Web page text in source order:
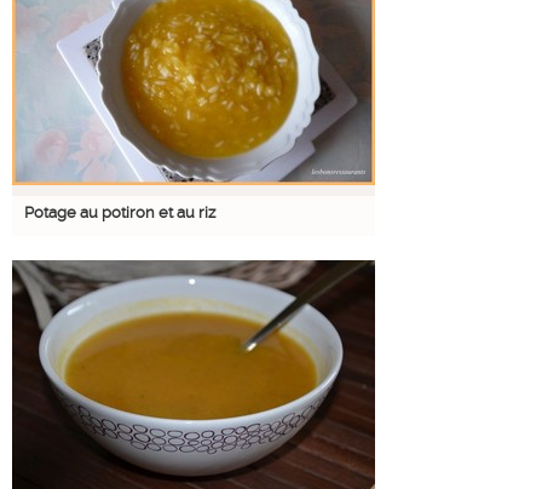
Potage au potiron et au riz